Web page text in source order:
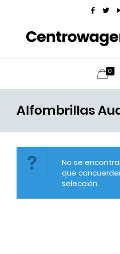
0
Alfombrillas
No se
que
selección.